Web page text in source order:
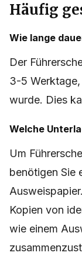
Häufig
Wie lange
Der
3-5 Werktage,
wurde. Dies
Welche
Um
benötigen Sie
Kopien von
wie einem